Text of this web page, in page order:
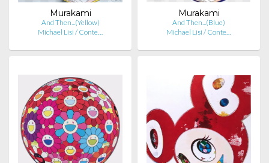
Murakami
And Then...(Yellow)
Michael Lisi / Conte…
Murakami
And Then...(Blue)
Michael Lisi / Conte…